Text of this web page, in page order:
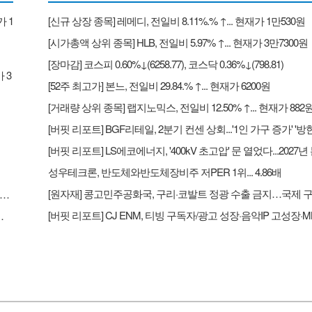
1
3
[버핏 리포트] BGF리테일, 2분기 컨센 상회...'1인 가구 증가' '방한 외국인 소비 확대' 구조적 수혜 전망 - 흥국
수혜 기대 - IBK
[신규 상장 종목] 레메디, 전일비 8.11%.% ↑... 현재가 1만530원
[시가총액 상위 종목] HLB, 전일비 5.97% ↑... 현재가 3만7300원
[장마감] 코스피 0.60%↓(6258.77), 코스닥 0.36%↓(798.81)
[52주 최고가] 본느, 전일비 29.84.% ↑... 현재가 6200원
[거래량 상위 종목] 랩지노믹스, 전일비 12.50% ↑... 현재가 882
성우테크론, 반도체와반도체장비주 저PER 1위... 4.86배